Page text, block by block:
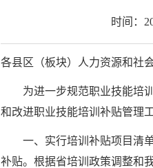
时间：
各县区（板块）人力资源和社
为进一步规范职业技能培
和改进职业技能培训补贴管理
一、实行培训补贴项目清
补贴。根据省培训政策调整和